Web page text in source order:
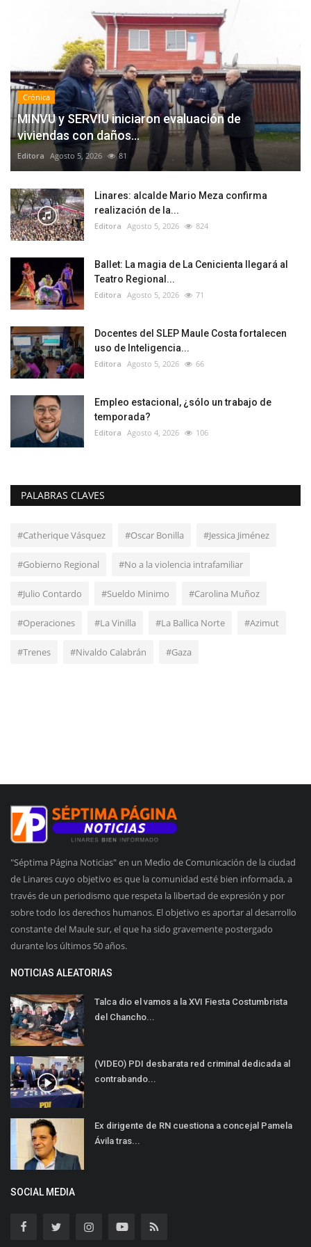
Crónica
MINVU y SERVIU iniciaron evaluación de
viviendas con daños...
Editora Agosto 5, 2026 81
Linares: alcalde Mario Meza confirma
realización de la...
Editora Agosto 5, 2026 824
Ballet: La magia de La Cenicienta llegará al
Teatro Regional...
Editora Agosto 5, 2026 71
Docentes del SLEP Maule Costa fortalecen
uso de Inteligencia...
Editora Agosto 5, 2026 66
Empleo estacional, ¿sólo un trabajo de
temporada?
Editora Agosto 4, 2026 106
PALABRAS CLAVES
#Catherique Vásquez #Oscar Bonilla #Jessica Jiménez
#Gobierno Regional #No a la violencia intrafamiliar
#Julio Contardo #Sueldo Minimo #Carolina Muñoz
#Operaciones #La Vinilla #La Ballica Norte #Azimut
#Trenes #Nivaldo Calabrán #Gaza
"Séptima Página Noticias" en un Medio de Comunicación de la ciudad
de Linares cuyo objetivo es que la comunidad esté bien informada, a
través de un periodismo que respeta la libertad de expresión y por
sobre todo los derechos humanos. El objetivo es aportar al desarrollo
constante del Maule sur, el que ha sido gravemente postergado
durante los últimos 50 años.
NOTICIAS ALEATORIAS
Talca dio el vamos a la XVI Fiesta Costumbrista
del Chancho...
(VIDEO) PDI desbarata red criminal dedicada al
contrabando...
Ex dirigente de RN cuestiona a concejal Pamela
Ávila tras...
SOCIAL MEDIA